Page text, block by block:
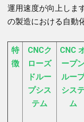
運用速度が向上しま
の製造における自動
特
徴
CNCク
ローズ
ドルー
プシス
テム
CNC
ープ
ルー
シス
ム